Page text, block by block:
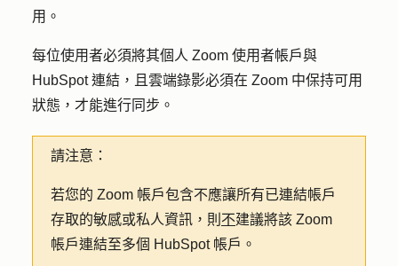
用。
每位使用者必須將其個人 Zoom 使用者帳戶與
HubSpot 連結，且雲端錄影必須在 Zoom 中保持可用
狀態，才能進行同步。
請注意：
若您的 Zoom 帳戶包含不應讓所有已連結帳戶
存取的敏感或私人資訊，則 不建議將該 Zoom
帳戶連結至多個 HubSpot 帳戶。